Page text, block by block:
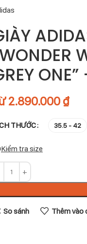
2.890.000 ₫
THƯỚC 35.5 - 42
Kiểm tra size
So sánh Thêm vào